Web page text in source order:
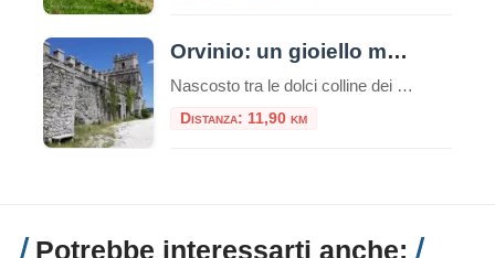
Orvinio: un gioiello medievale tra i monti Lucretili
Nascosto tra le dolci colline dei Monti Lucretili, Orvinio è un piccolo borgo medievale che incanta con il suo fascino antico e la sua atmosfera senza tempo. Situato nella provincia di Rieti, a circa 840 metri di altitudine, questo pittoresco paesino è annoverato tra i “Borghi più belli d’Italia”, un riconoscimento meritato grazie alle sue […]
Distanza: 11,90 km
Potrebbe interessarti anche: